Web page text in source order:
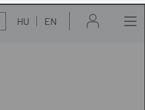
HU EN